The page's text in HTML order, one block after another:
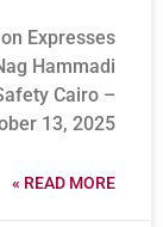
Expresses
Hammadi
Cairo –
13, 2025
READ MORE »